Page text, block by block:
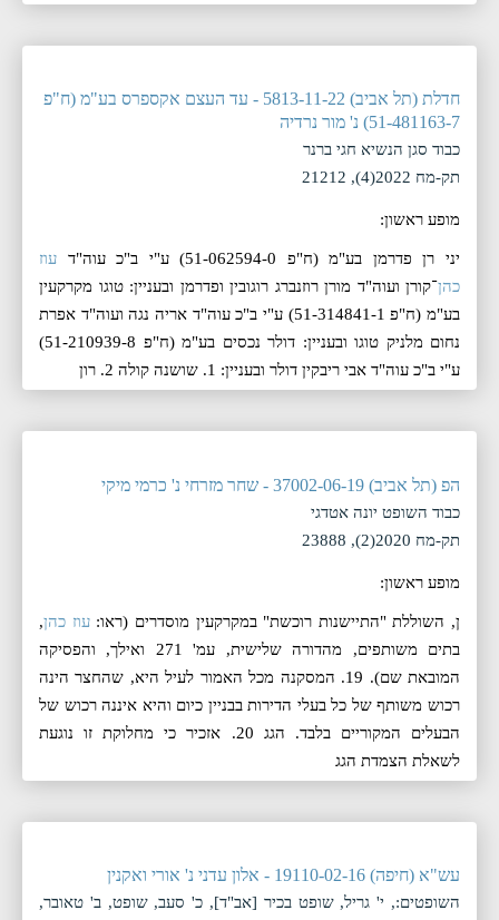
חדלת (תל אביב) 5813-11-22 - עד העצם אקספרס בע"מ (ח"פ
51-481163-7) נ' מור נרדיה
כבוד סגן הנשיא חגי ברנר
תק-מח 2022(4), 21212
מופע ראשון:
יני רן פדרמן בע"מ (ח"פ 51-062594-0) ע"י ב"כ עוה"ד
עוז
כהן־קורן ועוה"ד מורן רוזנברג רוגובין ופדרמן ובעניין: טוגו מקרקעין
בע"מ (ח"פ 51-314841-1) ע"י ב"כ עוה"ד אריה נגה ועוה"ד אפרת
נחום מלניק טוגו ובעניין: דולר נכסים בע"מ (ח"פ 51-210939-8)
ע"י ב"כ עוה"ד אבי ריבקין דולר ובעניין: 1. שושנה קולה 2. רון
הפ (תל אביב) 37002-06-19 - שחר מזרחי נ' כרמי מיקי
כבוד השופט יונה אטדגי
תק-מח 2020(2), 23888
מופע ראשון:
ן, השוללת "התיישנות רוכשת" במקרקעין מוסדרים (ראו:עוז כהן,
בתים משותפים, מהדורה שלישית, עמ' 271 ואילך, והפסיקה
המובאת שם). 19. המסקנה מכל האמור לעיל היא, שהחצר הינה
רכוש משותף של כל בעלי הדירות בבניין כיום והיא איננה רכוש של
הבעלים המקוריים בלבד. הגג 20. אזכיר כי מחלוקת זו נוגעת
לשאלת הצמדת הגג
עש"א (חיפה) 19110-02-16 - אלון עדני נ' אורי ואקנין
השופטים:, י' גריל, שופט בכיר [אב"ד], כ' סעב, שופט, ב' טאובר,